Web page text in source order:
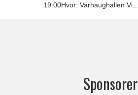
19:00Hvor: Varhaughallen Vi...
Sponsorer